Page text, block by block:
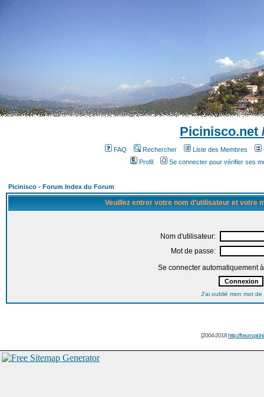
Picinisco.net
FAQ Rechercher Liste des Membres
Profil
Se connecter pour vérifier ses
Picinisco - Forum Index du Forum
Veuillez entrer votre nom d'utilisateur et votre
Nom d'utilisateur:
Mot de passe:
Se connecter automatiquement
J'ai oublié mon mot de
[2004-2018http://